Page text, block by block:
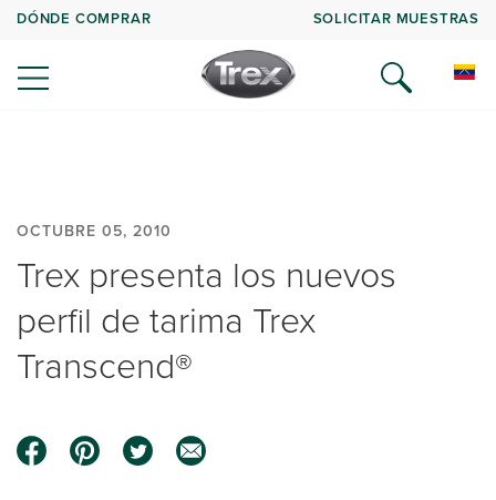
DÓNDE COMPRAR SOLICITAR MUESTRAS
OCTUBRE 05, 2010
Trex presenta los nuevos
perfil de tarima Trex
Transcend®